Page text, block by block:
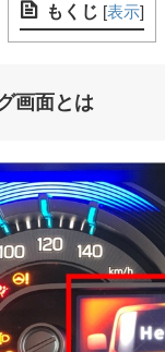
もくじ [表示]
画面とは